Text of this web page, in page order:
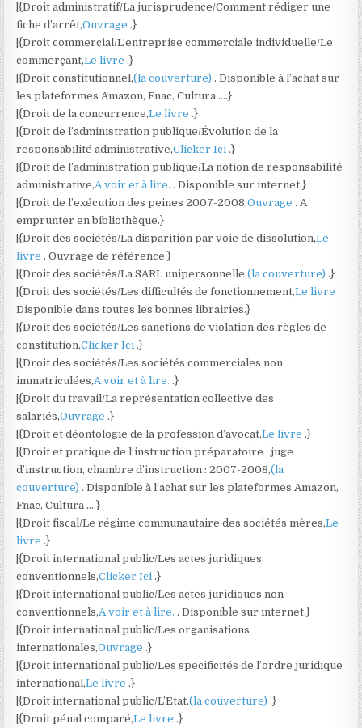
|{Droit administratif/La jurisprudence/Comment rédiger une
fiche d’arrêt,Ouvrage.}
|{Droit commercial/L’entreprise commerciale individuelle/Le
commerçant,Le livre.}
|{Droit constitutionnel,(la couverture). Disponible à l’achat sur
les plateformes Amazon, Fnac, Cultura ….}
|{Droit de la concurrence,Le livre.}
|{Droit de l’administration publique/Évolution de la
responsabilité administrative,Clicker Ici.}
|{Droit de l’administration publique/La notion de responsabilité
administrative,A voir et à lire.. Disponible sur internet.}
|{Droit de l’exécution des peines 2007-2008,Ouvrage. A
emprunter en bibliothèque.}
|{Droit des sociétés/La disparition par voie de dissolution,Le
livre. Ouvrage de référence.}
|{Droit des sociétés/La SARL unipersonnelle,(la couverture).}
|{Droit des sociétés/Les difficultés de fonctionnement,Le livre.
Disponible dans toutes les bonnes librairies.}
|{Droit des sociétés/Les sanctions de violation des règles de
constitution,Clicker Ici.}
|{Droit des sociétés/Les sociétés commerciales non
immatriculées,A voir et à lire..}
|{Droit du travail/La représentation collective des
salariés,Ouvrage.}
|{Droit et déontologie de la profession d’avocat,Le livre.}
|{Droit et pratique de l’instruction préparatoire : juge
d’instruction, chambre d’instruction : 2007-2008,(la
couverture). Disponible à l’achat sur les plateformes Amazon,
Fnac, Cultura ….}
|{Droit fiscal/Le régime communautaire des sociétés mères,Le
livre.}
|{Droit international public/Les actes juridiques
conventionnels,Clicker Ici.}
|{Droit international public/Les actes juridiques non
conventionnels,A voir et à lire.. Disponible sur internet.}
|{Droit international public/Les organisations
internationales,Ouvrage.}
|{Droit international public/Les spécificités de l’ordre juridique
international,Le livre.}
|{Droit international public/L’État,(la couverture).}
|{Droit pénal comparé,Le livre.}